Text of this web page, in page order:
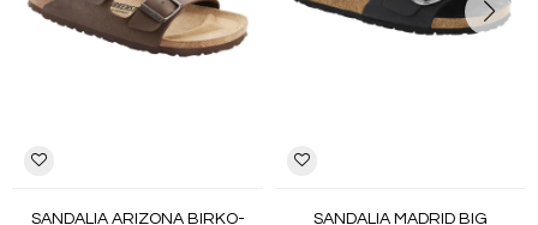
SANDALIA ARIZONA BIRKO-
SANDALIA MADRID BIG